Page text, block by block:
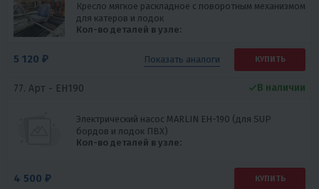
Кресло мягкое раскладное с поворотным механизмом
для катеров и лодок
Кол-во деталей в узле:
5 120 ₽ Показать аналоги КУПИТЬ
77. Арт - EH190
Электрический насос MARLIN EH-190 (для SUP
бордов и лодок ПВХ)
Кол-во деталей в узле:
В наличии
4 500 ₽ КУПИТЬ